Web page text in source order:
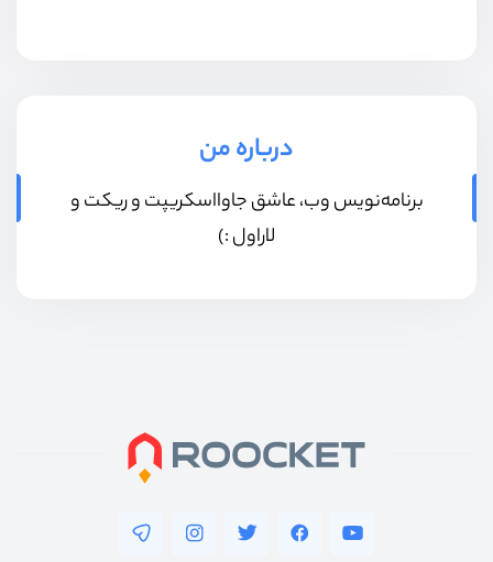
درباره من
برنامه‌نویس وب، عاشق جاوااسکریپت و ریکت و
لاراول :)